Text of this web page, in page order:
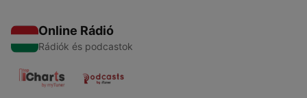
Online Rádió
Rádiók és podcastok